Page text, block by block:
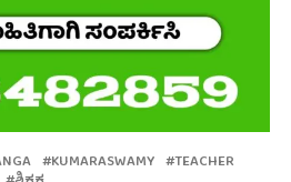
KUMARASWAMY TEACHER